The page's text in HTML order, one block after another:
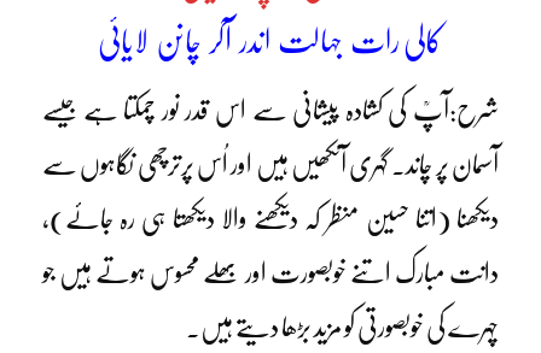
کالی رات جہالت اندر آکر چانن لایائی
شرح:آپؒ کی کشادہ پیشانی سے اس قدر نور چمکتا ہے جیسے
آسمان پر چاند۔ گہری آنکھیں ہیں اور اُس پرترچھی نگاہوں سے
دیکھنا (اتنا حسین منظر کہ دیکھنے والا دیکھتا ہی رہ جائے)،
دانت مبارک اتنے خوبصورت اور بھلے محسوس ہوتے ہیں جو
چہرے کی خوبصورتی کو مزید بڑھا دیتے ہیں۔